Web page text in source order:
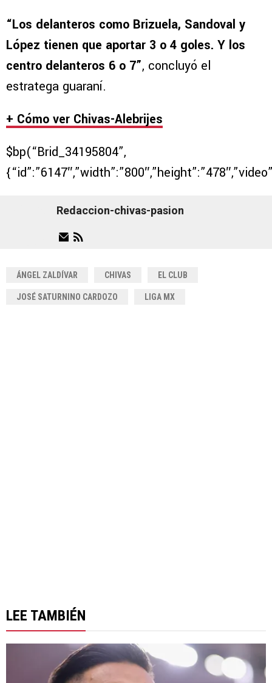
“Los delanteros como Brizuela, Sandoval y
López tienen que aportar 3 o 4 goles. Y los
centro delanteros 6 o 7”, concluyó el
estratega guaraní.
+ Cómo ver Chivas-Alebrijes
$bp(“Brid_34195804”,
Redaccion-chivas-pasion
ÁNGEL ZALDÍVAR CHIVAS EL CLUB
JOSÉ SATURNINO CARDOZO LIGA MX
LEE TAMBIÉN